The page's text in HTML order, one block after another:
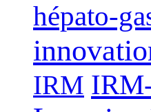
hépato-
IRM